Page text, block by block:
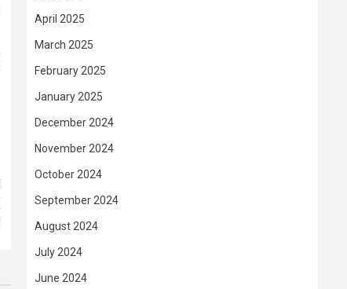
April 2025
March 2025
February 2025
January 2025
December 2024
November 2024
October 2024
September 2024
August 2024
July 2024
June 2024